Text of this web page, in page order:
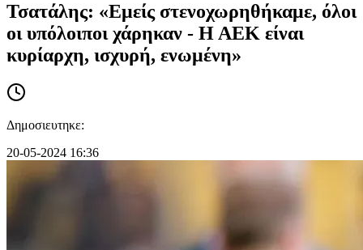
Τσατάλης: «Εμείς στενοχωρηθήκαμε, όλοι
οι υπόλοιποι χάρηκαν - Η ΑΕΚ είναι
κυρίαρχη, ισχυρή, ενωμένη»
Δημοσιευτηκε:
20-05-2024 16:36